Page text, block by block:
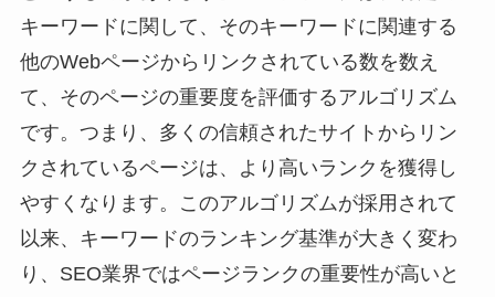
キーワードに関して、そのキーワードに関連する
他のWebページからリンクされている数を数え
て、そのページの重要度を評価するアルゴリズム
です。つまり、多くの信頼されたサイトからリン
クされているページは、より高いランクを獲得し
やすくなります。このアルゴリズムが採用されて
以来、キーワードのランキング基準が大きく変わ
り、SEO業界ではページランクの重要性が高いと